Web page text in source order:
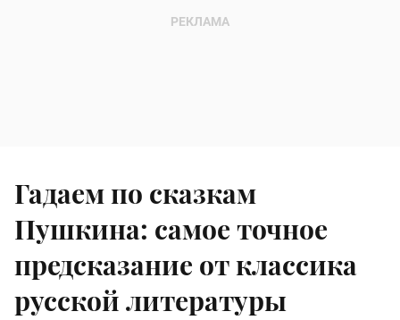
Гадаем по сказкам
Пушкина: самое точное
предсказание от классика
русской литературы